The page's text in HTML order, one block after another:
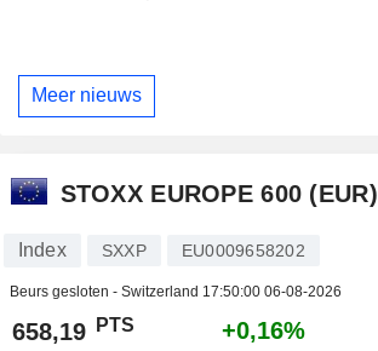
Meer nieuws
STOXX EUROPE 600 (EUR)
Index SXXP EU0009658202
Beurs gesloten - Switzerland 17:50:00 06-08-2026
658,19 PTS +0,16%